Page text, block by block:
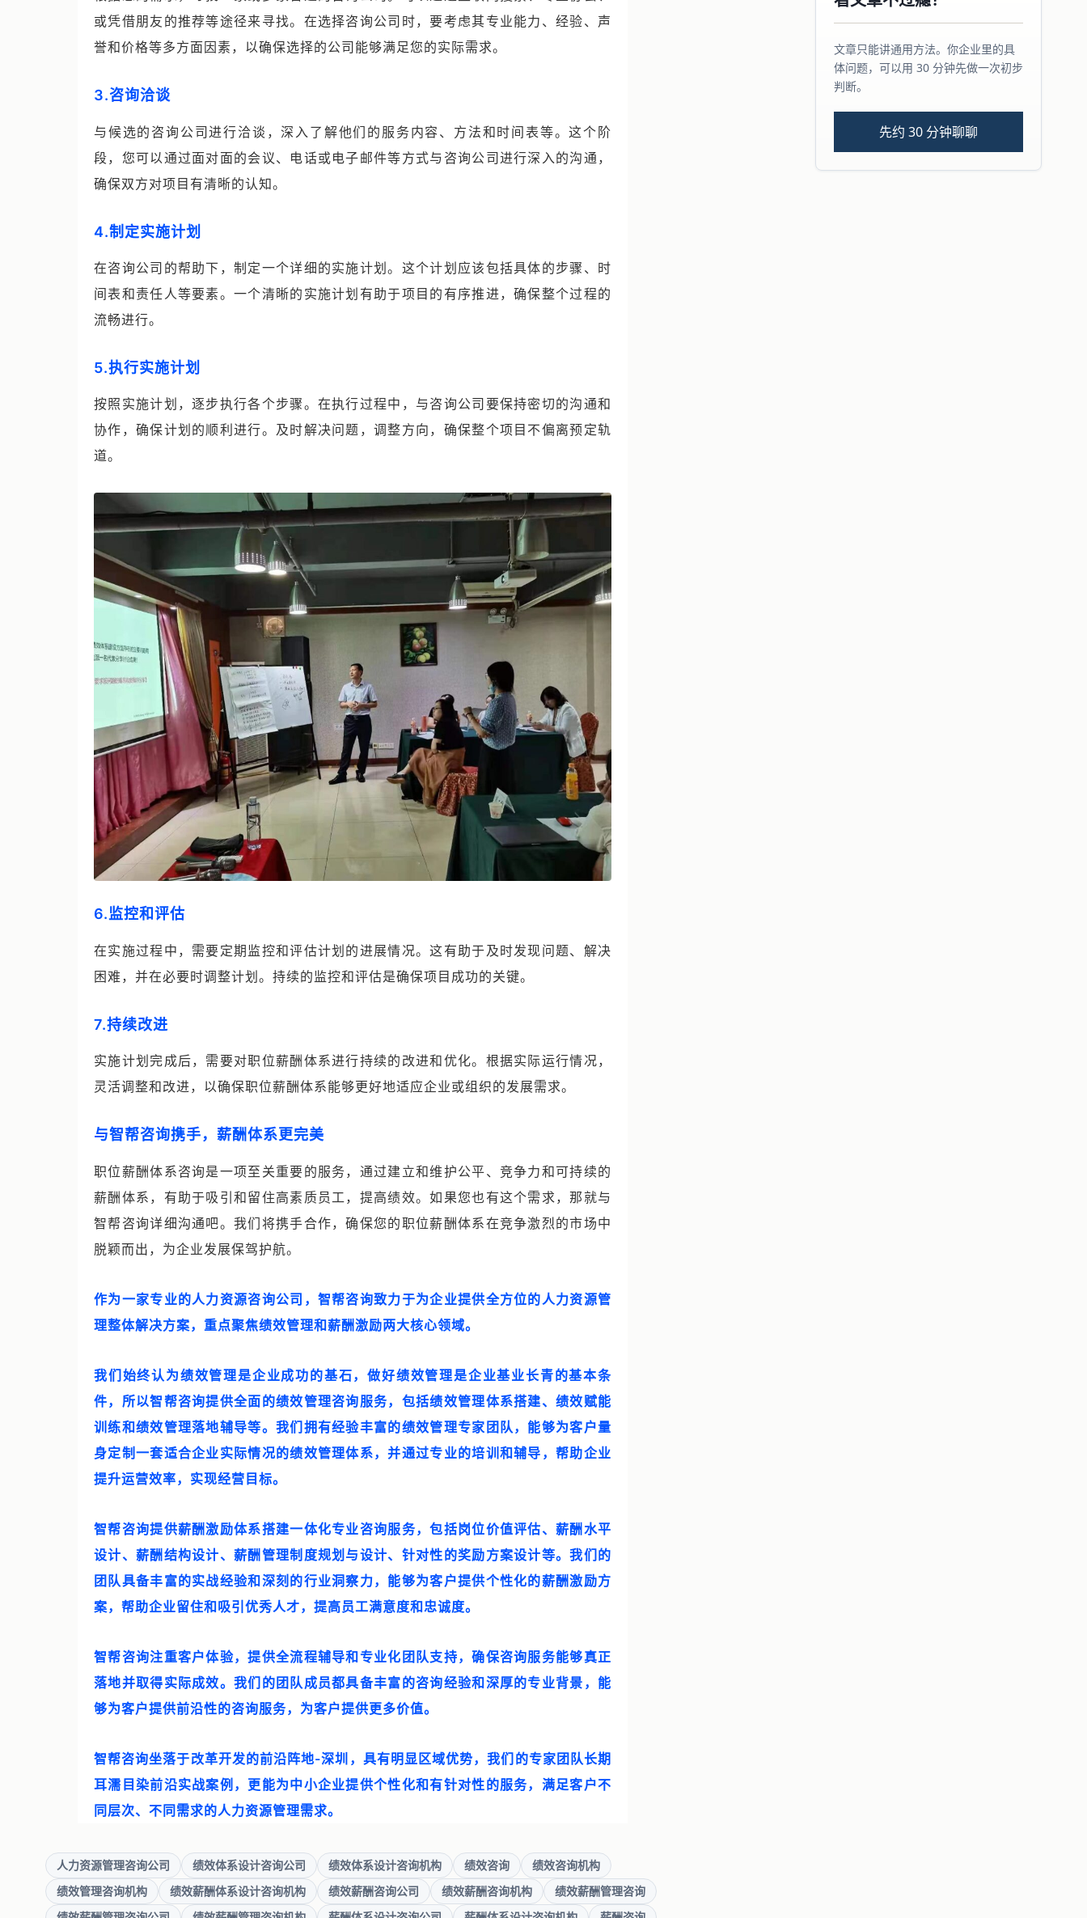
或凭借朋友的推荐等途径来寻找。在选择咨询公司时，要考虑其专业能力、经验、声
誉和价格等多方面因素，以确保选择的公司能够满足您的实际需求。
3.咨询洽谈
与候选的咨询公司进行洽谈，深入了解他们的服务内容、方法和时间表等。这个阶
段，您可以通过面对面的会议、电话或电子邮件等方式与咨询公司进行深入的沟通，
确保双方对项目有清晰的认知。
4.制定实施计划
在咨询公司的帮助下，制定一个详细的实施计划。这个计划应该包括具体的步骤、时
间表和责任人等要素。一个清晰的实施计划有助于项目的有序推进，确保整个过程的
流畅进行。
5.执行实施计划
按照实施计划，逐步执行各个步骤。在执行过程中，与咨询公司要保持密切的沟通和
协作，确保计划的顺利进行。及时解决问题，调整方向，确保整个项目不偏离预定轨
道。
6.监控和评估
在实施过程中，需要定期监控和评估计划的进展情况。这有助于及时发现问题、解决
困难，并在必要时调整计划。持续的监控和评估是确保项目成功的关键。
7.持续改进
实施计划完成后，需要对职位薪酬体系进行持续的改进和优化。根据实际运行情况，
灵活调整和改进，以确保职位薪酬体系能够更好地适应企业或组织的发展需求。
与智帮咨询携手，薪酬体系更完美
职位薪酬体系咨询是一项至关重要的服务，通过建立和维护公平、竞争力和可持续的
薪酬体系，有助于吸引和留住高素质员工，提高绩效。如果您也有这个需求，那就与
智帮咨询详细沟通吧。我们将携手合作，确保您的职位薪酬体系在竞争激烈的市场中
脱颖而出，为企业发展保驾护航。
作为一家专业的人力资源咨询公司，智帮咨询致力于为企业提供全方位的人力资源管
理整体解决方案，重点聚焦绩效管理和薪酬激励两大核心领域。
我们始终认为绩效管理是企业成功的基石，做好绩效管理是企业基业长青的基本条
件，所以智帮咨询提供全面的绩效管理咨询服务，包括绩效管理体系搭建、绩效赋能
训练和绩效管理落地辅导等。我们拥有经验丰富的绩效管理专家团队，能够为客户量
身定制一套适合企业实际情况的绩效管理体系，并通过专业的培训和辅导，帮助企业
提升运营效率，实现经营目标。
智帮咨询提供薪酬激励体系搭建一体化专业咨询服务，包括岗位价值评估、薪酬水平
设计、薪酬结构设计、薪酬管理制度规划与设计、针对性的奖励方案设计等。我们的
团队具备丰富的实战经验和深刻的行业洞察力，能够为客户提供个性化的薪酬激励方
案，帮助企业留住和吸引优秀人才，提高员工满意度和忠诚度。
智帮咨询注重客户体验，提供全流程辅导和专业化团队支持，确保咨询服务能够真正
落地并取得实际成效。我们的团队成员都具备丰富的咨询经验和深厚的专业背景，能
够为客户提供前沿性的咨询服务，为客户提供更多价值。
智帮咨询坐落于改革开发的前沿阵地-深圳，具有明显区域优势，我们的专家团队长期
耳濡目染前沿实战案例，更能为中小企业提供个性化和有针对性的服务，满足客户不
同层次、不同需求的人力资源管理需求。
人力资源管理咨询公司 绩效体系设计咨询公司 绩效体系设计咨询机构 绩效咨询
绩效咨询机构
绩效管理咨询机构
绩效薪酬体系设计咨询机构 绩效薪酬咨询公司 绩效薪酬咨询机构
绩效薪酬管理咨询
文章只能讲通用方法。你企业里的具
体问题，可以用 30 分钟先做一次初步
判断。
先约 30 分钟聊聊